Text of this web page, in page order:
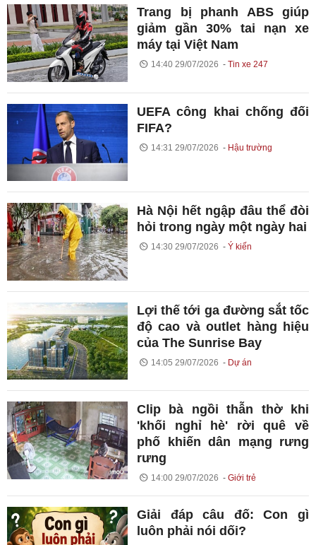
Trang bị phanh ABS giúp
giảm gần 30% tai nạn xe
máy tại Việt Nam
14:40 29/07/2026 Tin xe 247
UEFA công khai chống đối
FIFA?
14:31 29/07/2026 Hậu trường
Hà Nội hết ngập đâu thể đòi
hỏi trong ngày một ngày hai
14:30 29/07/2026 Ý kiến
Lợi thế tới ga đường sắt tốc
độ cao và outlet hàng hiệu
của The Sunrise Bay
14:05 29/07/2026 Dự án
Clip bà ngồi thẫn thờ khi
'khối nghỉ hè' rời quê về
phố khiến dân mạng rưng
rưng
14:00 29/07/2026 Giới trẻ
Giải đáp câu đố: Con gì
luôn phải nói dối?